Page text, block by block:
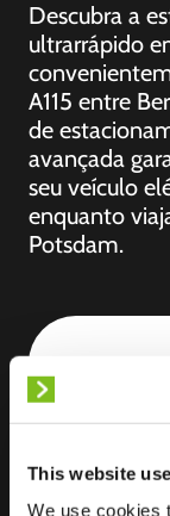
This website
We use cookies
Descubra a
ultrarrápido
A115 entre
de
avançada
seu veículo
enquanto
Potsdam.